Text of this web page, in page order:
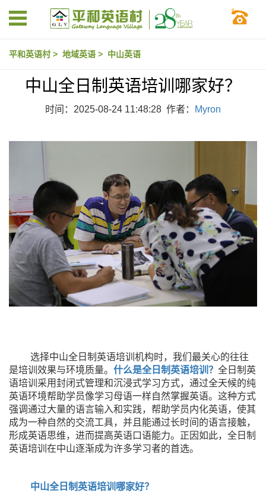
平和英语村 > 地域英语 > 中山英语
中山全日制英语培训哪家好？
时间：2025-08-24 11:48:28 作者： Myron
选择中山全日制英语培训机构时，我们最关心的往往
是培训效果与环境质量。 什么是全日制英语培训？ 全日制英
语培训采用封闭式管理和沉浸式学习方式，通过全天候的纯
英语环境帮助学员像学习母语一样自然掌握英语。这种方式
强调通过大量的语言输入和实践，帮助学员内化英语，使其
成为一种自然的交流工具，并且能通过长时间的语言接触，
形成英语思维，进而提高英语口语能力。正因如此，全日制
英语培训在中山逐渐成为许多学习者的首选。
中山全日制英语培训哪家好？